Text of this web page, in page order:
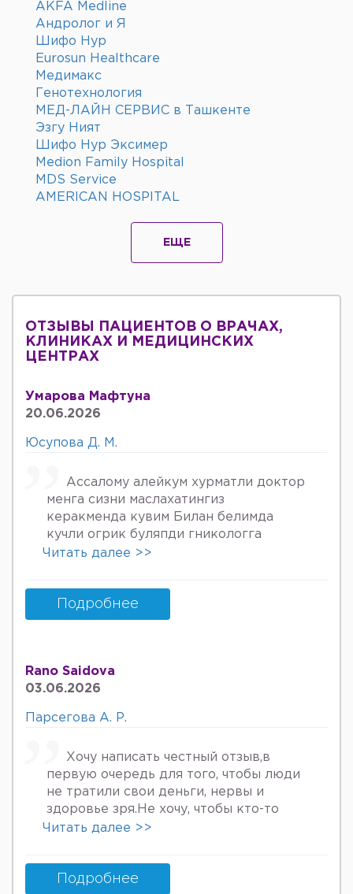
AKFA Medline
Андролог и Я
Шифо Нур
Eurosun Healthcare
Медимакс
Генотехнология
МЕД-ЛАЙН СЕРВИС в Ташкенте
Эзгу Ният
Шифо Нур Эксимер
Medion Family Hospital
MDS Service
AMERICAN HOSPITAL
ЕЩЕ
ОТЗЫВЫ ПАЦИЕНТОВ О ВРАЧАХ,
КЛИНИКАХ И МЕДИЦИНСКИХ
ЦЕНТРАХ
Умарова Мафтуна
20.06.2026
Юсупова Д. М.
Ассалому алейкум хурматли доктор
менга сизни маслахатингиз
керакменда кувим Билан белимда
кучли огрик буляпди гникологга
онкологов уролога хирурга учрадим
куйдирдик лекин фойдаси булмаяпди
охири вирус бормикин деган фикрга
келяпман шунинг учун хатто
Беринг 34га кирдим 3та фарзанди бор
хурмат Билан Мафтуна
Читать далее >>
Подробнее
Rano Saidova
03.06.2026
Парсегова А. Р.
Хочу написать честный отзыв,в
первую очередь для того, чтобы люди
не тратили свои деньги, нервы и
здоровье зря.Не хочу, чтобы кто-то
пережил то, что пережила я. Врач
врачебной этике и нормальном
человеческом отношении к людям.
Читать далее >>
Подробнее